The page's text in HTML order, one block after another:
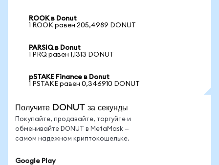
ROOK в Donut
1 ROOK равен 205,4989 DONUT
PARSIQ в Donut
1 PRQ равен 1,1313 DONUT
pSTAKE Finance в Donut
1 PSTAKE равен 0,346910 DONUT
Получите DONUT за секунды
Покупайте, продавайте, торгуйте и
обменивайте DONUT в MetaMask —
самом надёжном криптокошельке.
Google Play